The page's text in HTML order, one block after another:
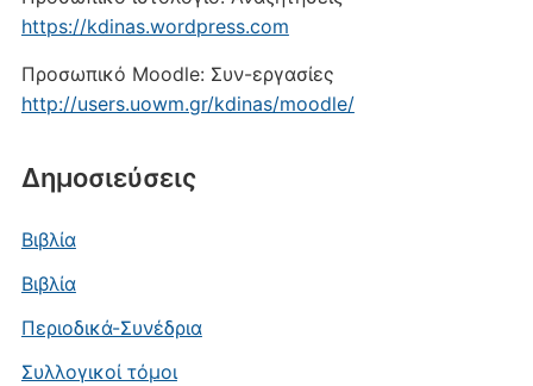
https://kdinas.wordpress.com
Προσωπικό Moodle: Συν-εργασίες
http://users.uowm.gr/kdinas/moodle/
Δημοσιεύσεις
Βιβλία
Βιβλία
Περιοδικά-Συνέδρια
Συλλογικοί τόμοι